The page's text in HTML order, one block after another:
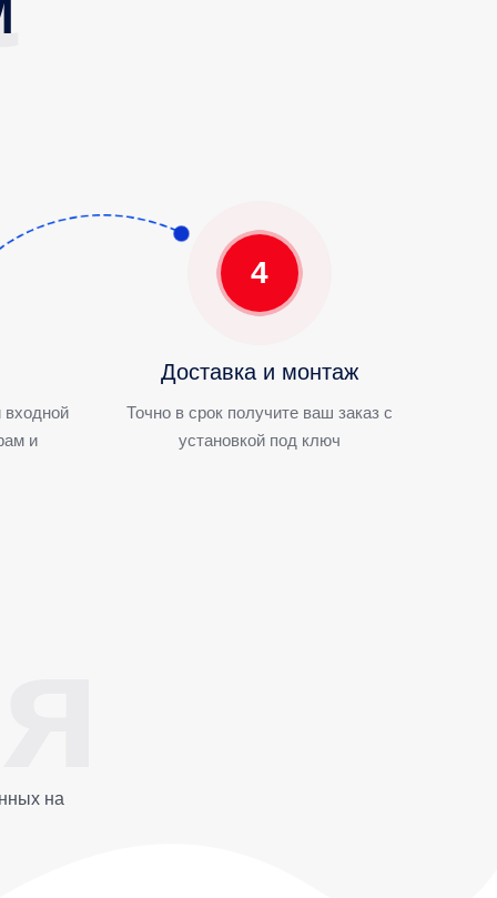
входной
и
4
Доставка и монтаж
Точно в срок получите ваш заказ с
установкой под ключ
на